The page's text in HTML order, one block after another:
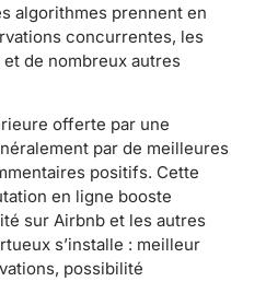
algorithmes prennent en
concurrentes, les
de nombreux autres
offerte par une
par de meilleures
positifs. Cette
en ligne booste
sur Airbnb et les autres
s’installe : meilleur
possibilité